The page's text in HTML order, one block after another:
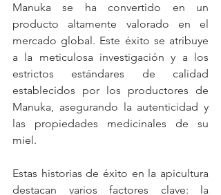
Manuka se ha convertido en un
producto altamente valorado en el
mercado global. Este éxito se atribuye
a la meticulosa investigación y a los
estrictos estándares de calidad
establecidos por los productores de
Manuka, asegurando la autenticidad y
las propiedades medicinales de su
miel.
Estas historias de éxito en la apicultura
destacan varios factores clave: la